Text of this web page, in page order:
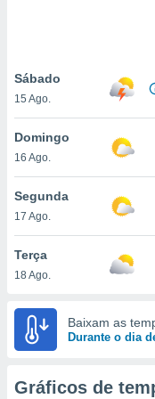
nós e
únicos
para
e
sitio
IP e
possam
com
Sábado
15 Ago.
Domingo
16 Ago.
Segunda
17 Ago.
Terça
18 Ago.
Baixam as
Durante o dia
Gráficos de